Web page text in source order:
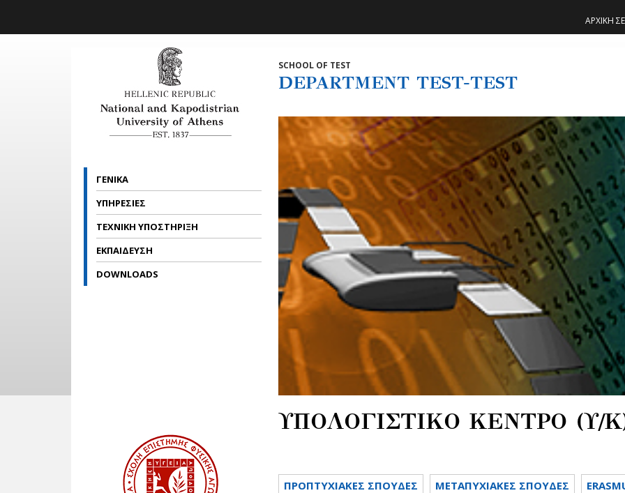
ΑΡΧΙΚΗ
SCHOOL OF TEST
DEPARTMENT TEST-TEST
ΓΕΝΙΚΑ
ΥΠΗΡΕΣΙΕΣ
ΤΕΧΝΙΚΗ ΥΠΟΣΤΗΡΙΞΗ
ΕΚΠΑΙΔΕΥΣΗ
DOWNLOADS
ΥΠΟΛΟΓΙΣΤΙΚΟ ΚΕΝΤΡΟ (Υ/
ΠΡΟΠΤΥΧΙΑΚΕΣ ΣΠΟΥΔΕΣ METAΠΥΧΙΑΚΕΣ ΣΠΟΥΔΕΣ